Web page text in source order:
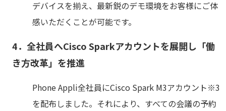
デバイスを揃え、最新鋭のデモ環境をお客様にご体
感いただくことが可能です。
4．全社員へCisco Sparkアカウントを展開し「働
き方改革」を推進
Phone Appli全社員にCisco Spark M3アカウント※3
を配布しました。それにより、すべての会議の予約